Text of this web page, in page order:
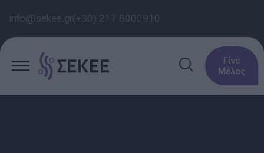
info@sekee.gr(+30) 211 8000910
Γίνε
Μέλος